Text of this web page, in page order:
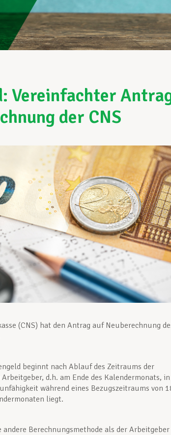
Vereinfachter
der CNS
(CNS) hat den Antrag auf Neuberechnung
beginnt nach Ablauf des Zeitraums der
d.h. am Ende des Kalendermonats, in
während eines Bezugszeitraums von
liegt.
andere Berechnungsmethode als der Arbeitgeber